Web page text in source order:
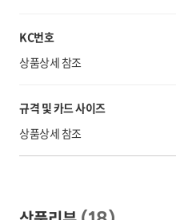
KC번호
상품상세 참조
규격 및 카드 사이즈
상품상세 참조